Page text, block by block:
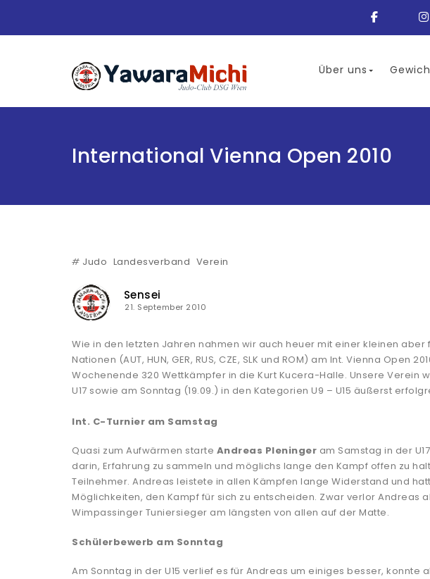
Über uns
International Vienna Open 2010
# Judo Landesverband Verein
Sensei
21. September 2010
Wie in den letzten Jahren nahmen wir auch heuer mit einer kleinen
Nationen (AUT, HUN, GER, RUS, CZE, SLK und ROM) am Int. Vienna Open
Wochenende 320 Wettkämpfer in die Kurt Kucera-Halle. Unsere Verein
U17 sowie am Sonntag (19.09.) in den Kategorien U9 – U15 äußerst
Int. C-Turnier am Samstag
Quasi zum Aufwärmen starte Andreas Pleninger am Samstag in der
darin, Erfahrung zu sammeln und möglichs lange den Kampf offen zu
Teilnehmer. Andreas leistete in allen Kämpfen lange Widerstand und
Möglichkeiten, den Kampf für sich zu entscheiden. Zwar verlor Andreas
Wimpassinger Tuniersieger am längsten von allen auf der Matte.
Schülerbewerb am Sonntag
Am Sonntag in der U15 verlief es für Andreas um einiges besser, konnte